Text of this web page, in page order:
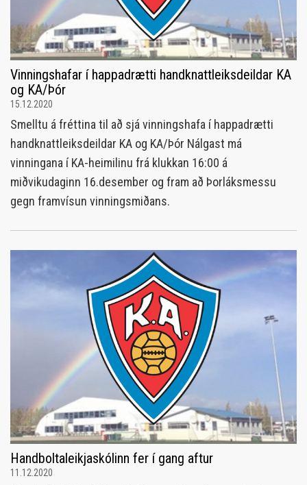
Vinningshafar í happadrætti handknattleiksdeildar KA
og KA/Þór
15.12.2020
Smelltu á fréttina til að sjá vinningshafa í happadrætti
handknattleiksdeildar KA og KA/Þór Nálgast má
vinningana í KA-heimilinu frá klukkan 16:00 á
miðvikudaginn 16.desember og fram að Þorláksmessu
gegn framvísun vinningsmiðans.
Handboltaleikjaskólinn fer í gang aftur
11.12.2020